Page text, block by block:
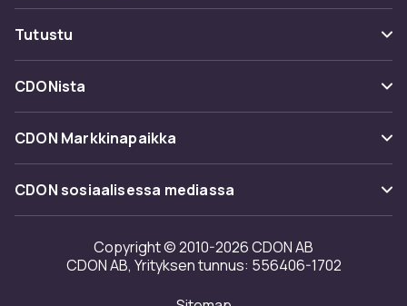
Seuraa pakettia
Ota yhteyttä
Maksuvaihtoehdot
Toimitus
Takaisinvedot
Tutustu
Kategoriat
Tuotemerkit
CDONista
Tietoa meistä
Asiakasarvionnit
Investor relations
Saavutettavuusseloste
CDON Markkinapaikka
Merchant Help Center
CDON sosiaalisessa mediassa
Copyright © 2010-2026 CDON AB
CDON AB, Yrityksen tunnus: 556406-1702